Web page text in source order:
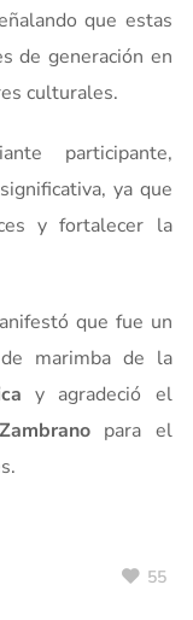
que estas
de generación en
culturales.
participante,
ya que
y fortalecer la
que fue un
marimba de la
y agradeció el
para el
55